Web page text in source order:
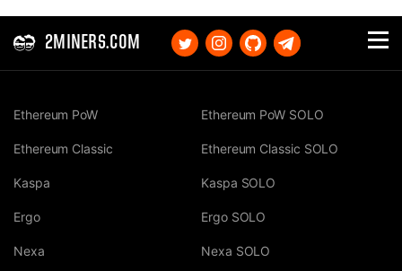
2MINERS.COM
Ethereum PoW
Ethereum Classic
Kaspa
Ergo
Nexa
Ethereum PoW SOLO
Ethereum Classic SOLO
Kaspa SOLO
Ergo SOLO
Nexa SOLO